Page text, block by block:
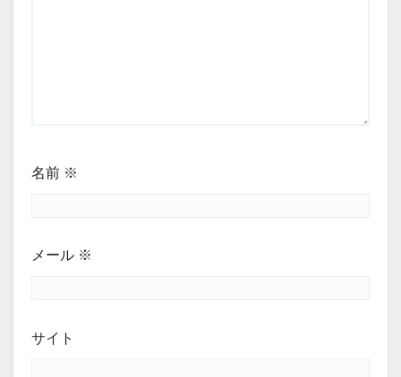
名前 ※
メール ※
サイト